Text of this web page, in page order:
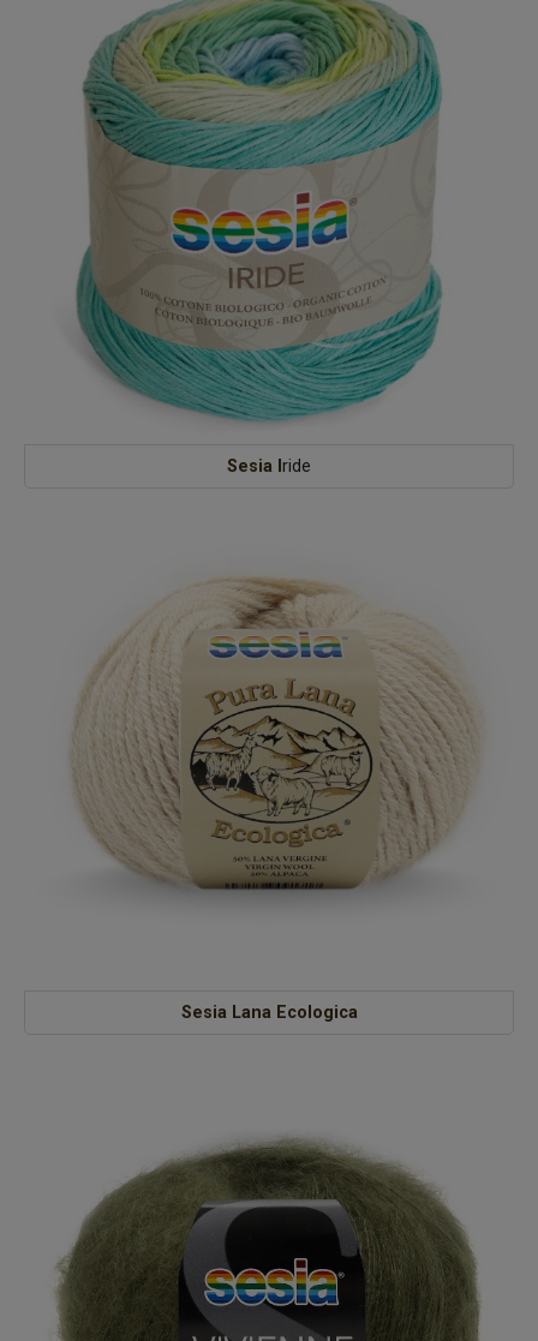
Sesia I ride
Sesia Lana Ecologica